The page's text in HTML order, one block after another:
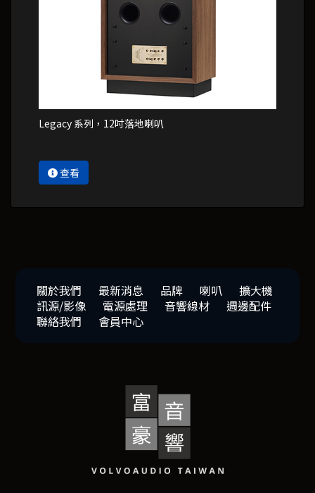
Legacy 系列，12吋落地喇叭
查看
關於我們 最新消息 品牌 喇叭
擴大機
訊源/影像
電源處理 音響線材
週邊配件
聯絡我們
會員中心